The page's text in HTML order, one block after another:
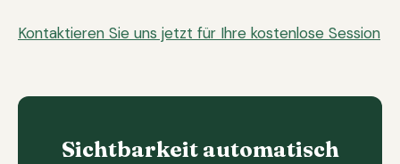
Kontaktieren Sie uns jetzt für Ihre kostenlose Session
Sichtbarkeit automatisch